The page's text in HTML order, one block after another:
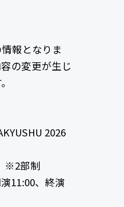
報となりま
の変更が生じ
2026
※2部制
11:00、終演